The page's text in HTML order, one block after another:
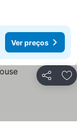
Ver preços
Partilhar